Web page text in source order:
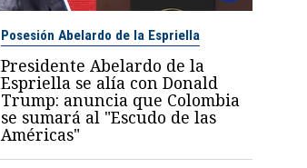
Posesión Abelardo de la Espriella
Presidente Abelardo de la
Espriella se alía con Donald
Trump: anuncia que Colombia
se sumará al "Escudo de las
Américas"